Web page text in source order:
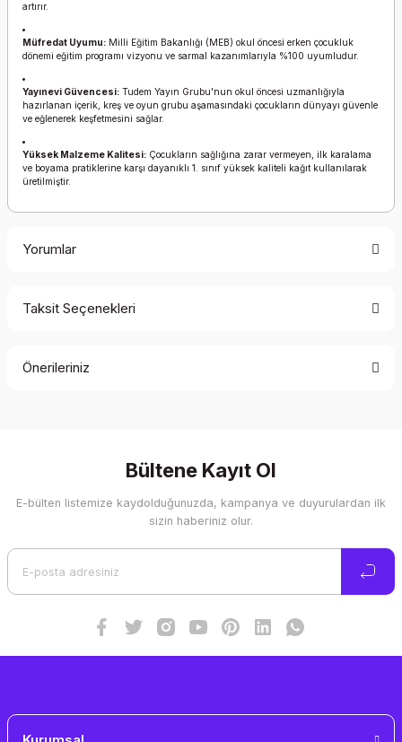
artırır.
Müfredat Uyumu: Milli Eğitim Bakanlığı (MEB) okul öncesi erken çocukluk
dönemi eğitim programı vizyonu ve sarmal kazanımlarıyla %100 uyumludur.
Yayınevi Güvencesi: Tudem Yayın Grubu'nun okul öncesi uzmanlığıyla
hazırlanan içerik, kreş ve oyun grubu aşamasındaki çocukların dünyayı güvenle
ve eğlenerek keşfetmesini sağlar.
Yüksek Malzeme Kalitesi: Çocukların sağlığına zarar vermeyen, ilk karalama
ve boyama pratiklerine karşı dayanıklı 1. sınıf yüksek kaliteli kağıt kullanılarak
üretilmiştir.
Yorumlar
Taksit Seçenekleri
Önerileriniz
Görüş ve önerileriniz için teşekkür ederiz.
Ürün resmi kalitesiz, bozuk veya görüntülenemiyor.
Bültene Kayıt Ol
E-bülten listemize kaydolduğunuzda, kampanya ve duyurulardan ilk
sizin haberiniz olur.